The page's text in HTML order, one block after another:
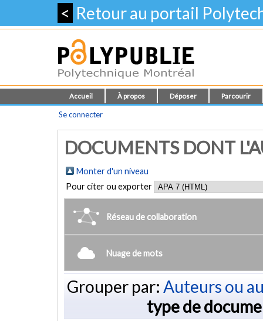
< Retour au portail
Accueil À propos Déposer Parcourir
Se connecter
DOCUMENTS DONT
Monter d'un niveau
Pour citer ou exporter
Réseau de collaboration
Nuage de mots
Grouper par: Auteurs ou
type de